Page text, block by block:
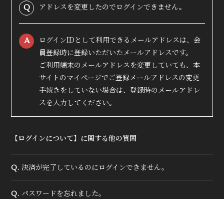
PROFILE
DISCOGRAPHY
BLOG
RADIO
PHOTO
SHOP
CONTACT
Q アドレスを変更したのでログインできません。
A
ログインIDとして利用できるメールアドレスは、会
員登録時に登録いただいたメールアドレスです。
ご利用端末のメールアドレスを変更していても、本
サイトのマイページでご登録メールアドレスの変更
手続きをしていない場合は、登録時のメールアドレ
スを入力してください。
【ログインについて】に関する他の質問
Q. 決済が完了しているのにログインできません。
Q. パスワードを忘れました。